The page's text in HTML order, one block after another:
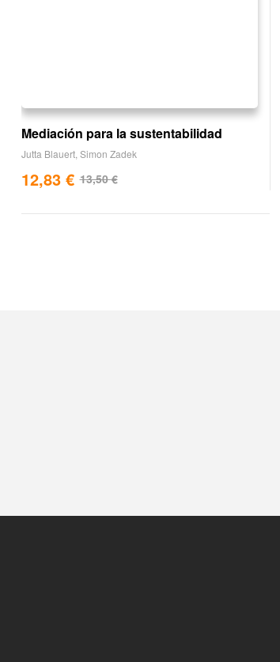
Mediación para la sustentabilidad
Jutta Blauert Simon Zadek
13,50€
12,83 €